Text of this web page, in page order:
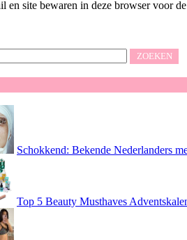
en site bewaren in deze browser voor
Schokkend: Bekende Nederlanders
Top 5 Beauty Musthaves